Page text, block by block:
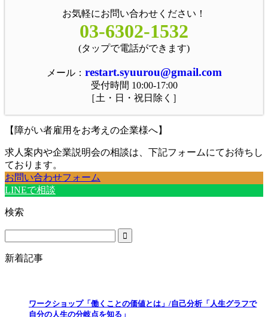
お気軽にお問い合わせください！
03-6302-1532
(タップで電話ができます)
メール： restart.syuurou@gmail.com
受付時間 10:00-17:00
［土・日・祝日除く］
【障がい者雇用をお考えの企業様へ】
求人案内や企業説明会の相談は、下記フォームにてお待ちし
ております。
お問い合わせフォーム
LINEで相談
検索
新着記事
ワークショップ「働くことの価値とは」/自己分析「人生グラフで
自分の人生の分岐点を知る」